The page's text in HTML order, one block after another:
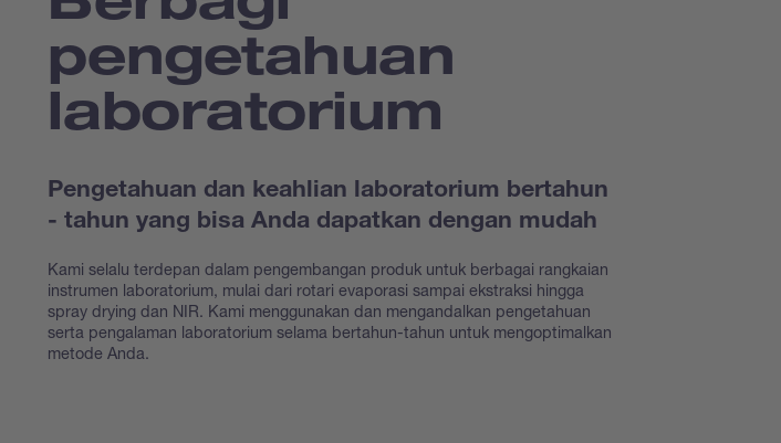
pengetahuan
laboratorium
Pengetahuan dan keahlian laboratorium bertahun
- tahun yang bisa Anda dapatkan dengan mudah
Kami selalu terdepan dalam pengembangan produk untuk berbagai rangkaian
instrumen laboratorium, mulai dari rotari evaporasi sampai ekstraksi hingga
spray drying dan NIR. Kami menggunakan dan mengandalkan pengetahuan
serta pengalaman laboratorium selama bertahun-tahun untuk mengoptimalkan
metode Anda.